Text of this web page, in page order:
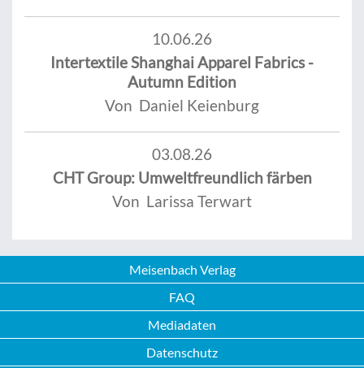
10.06.26
Intertextile Shanghai Apparel Fabrics -
Autumn Edition
Von Daniel Keienburg
03.08.26
CHT Group: Umweltfreundlich färben
Von Larissa Terwart
Meisenbach Verlag
FAQ
Mediadaten
Datenschutz